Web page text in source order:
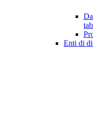
Enti di